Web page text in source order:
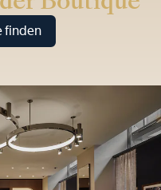
finden